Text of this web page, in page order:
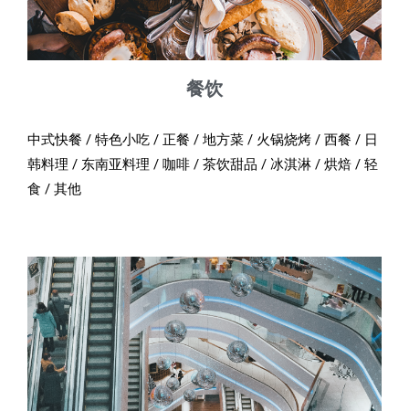
餐饮
中式快餐 / 特色小吃 / 正餐 / 地方菜 / 火锅烧烤 / 西餐 / 日
韩料理 / 东南亚料理 / 咖啡 / 茶饮甜品 / 冰淇淋 / 烘焙 / 轻
食 / 其他